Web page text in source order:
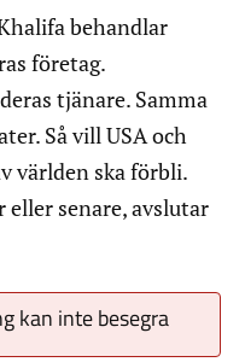
behandlar
företag.
tjänare. Samma
Så vill USA och
världen ska förbli.
senare, avslutar
kan inte besegra